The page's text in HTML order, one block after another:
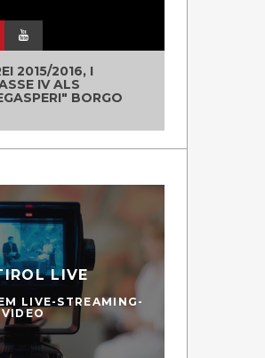
2015/2016, I
IV ALS
BORGO
LIVE
LIVE-STREAMING-
VIDEO